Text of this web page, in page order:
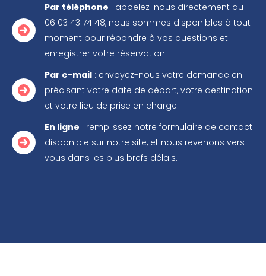
Par téléphone : appelez-nous directement au
06 03 43 74 48, nous sommes disponibles à tout
moment pour répondre à vos questions et
enregistrer votre réservation.
Par e-mail : envoyez-nous votre demande en
précisant votre date de départ, votre destination
et votre lieu de prise en charge.
En ligne : remplissez notre formulaire de contact
disponible sur notre site, et nous revenons vers
vous dans les plus brefs délais.